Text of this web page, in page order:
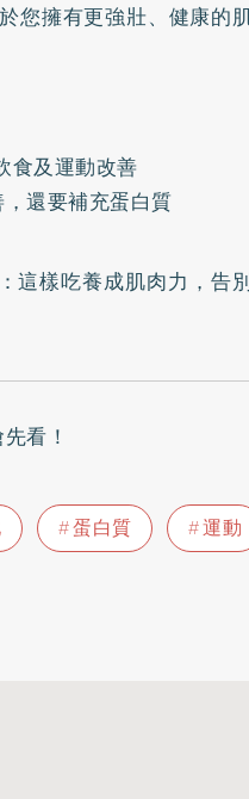
您擁有更強壯、健康的
食及運動改善
還要補充蛋白質
這樣吃養成肌肉力，告
看！
蛋白質
運動